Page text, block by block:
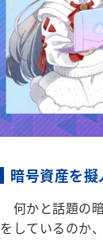
暗号資産を
何かと話題の
をしているのか